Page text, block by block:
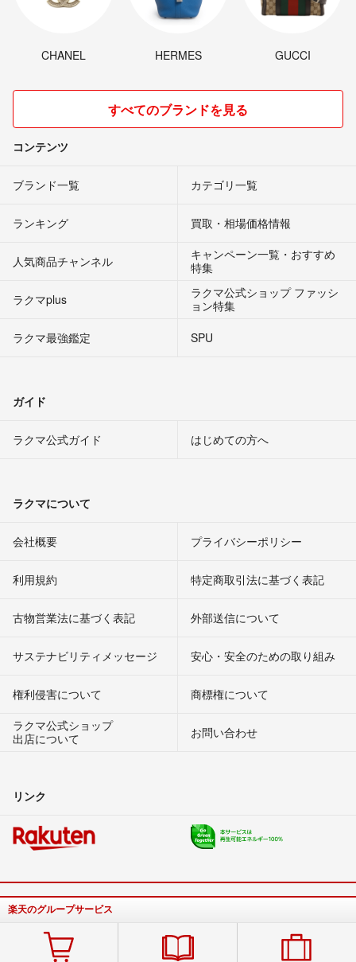
CHANEL HERMES GUCCI
すべてのブランドを見る
コンテンツ
ブランド一覧 カテゴリ一覧
ランキング 買取・相場価格情報
人気商品チャンネル
キャンペーン一覧・おすすめ
特集
ラクマplus
ラクマ公式ショップ ファッシ
ョン特集
ラクマ最強鑑定
SPU
ガイド
ラクマ公式ガイド はじめての方へ
ラクマについて
会社概要 プライバシーポリシー
利用規約 特定商取引法に基づく表記
古物営業法に基づく表記 外部送信について
サステナビリティメッセージ 安心・安全のための取り組み
権利侵害について
商標権について
ラクマ公式ショップ
出店について
お問い合わせ
リンク
楽天のグループサービス